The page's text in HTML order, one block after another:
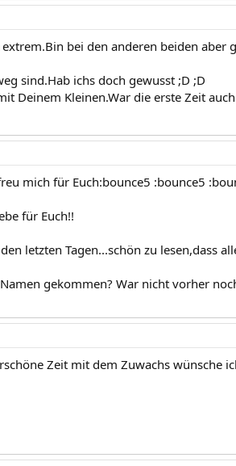
bei den anderen beiden aber
sind.Hab ichs doch gewusst ;D ;D
Deinem Kleinen.War die erste Zeit
mich für Euch:bounce5 :bounce5
für Euch!!
letzten Tagen...schön zu lesen,dass
gekommen? War nicht vorher
Zeit mit dem Zuwachs wünsche